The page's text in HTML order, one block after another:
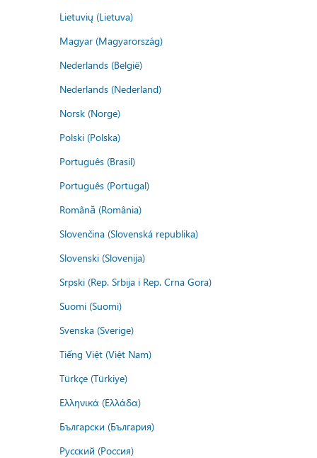
Lietuvių (Lietuva)
Magyar (Magyarország)
Nederlands (België)
Nederlands (Nederland)
Norsk (Norge)
Polski (Polska)
Português (Brasil)
Português (Portugal)
Română (România)
Slovenčina (Slovenská republika)
Slovenski (Slovenija)
Srpski (Rep. Srbija i Rep. Crna Gora)
Suomi (Suomi)
Svenska (Sverige)
Tiếng Việt (Việt Nam)
Türkçe (Türkiye)
Ελληνικά (Ελλάδα)
Български (България)
Русский (Россия)